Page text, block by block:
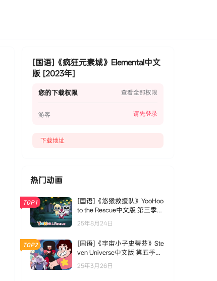
[国语]《疯狂元素城》Elemental中文
版 [2023年]
您的下载权限 查看全部权限
游客 请先登录
下载地址
热门动画
TOP1
[国语]《悠猴救援队》YooHoo
to the Rescue中文版 第三季
[全13集]
25年8月24日
TOP2
[国语]《宇宙小子史蒂芬》Ste
ven Universe中文版 第五季
[全28集]
25年3月26日